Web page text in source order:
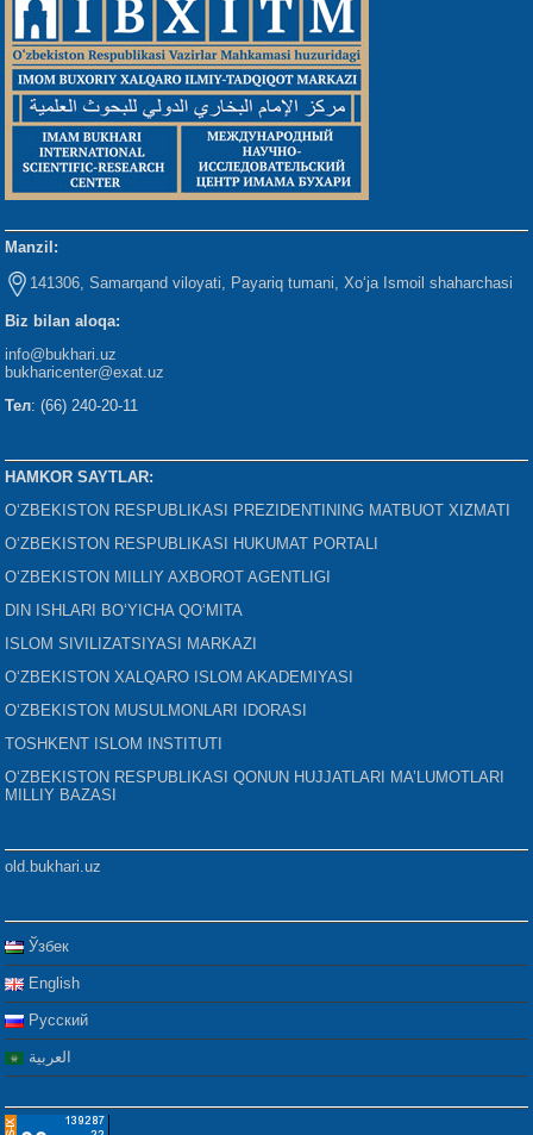
Manzil:
141306, Samarqand viloyati, Payariq tumani, Xo‘ja Ismoil shaharchasi
Biz bilan aloqa:
info@bukhari.uz
bukharicenter@exat.uz
Тел: (66) 240-20-11
HAMKOR SAYTLAR:
O‘ZBEKISTON RESPUBLIKASI PREZIDENTINING MATBUOT XIZMATI
O‘ZBEKISTON RESPUBLIKASI HUKUMAT PORTALI
O‘ZBEKISTON MILLIY AXBOROT AGENTLIGI
DIN ISHLARI BO‘YICHA QO‘MITA
ISLOM SIVILIZATSIYASI MARKAZI
O‘ZBEKISTON XALQARO ISLOM AKADEMIYASI
O‘ZBEKISTON MUSULMONLARI IDORASI
TOSHKENT ISLOM INSTITUTI
O‘ZBEKISTON RESPUBLIKASI QONUN HUJJATLARI MA’LUMOTLARI
MILLIY BAZASI
old.bukhari.uz
Ўзбек
English
Русский
العربية